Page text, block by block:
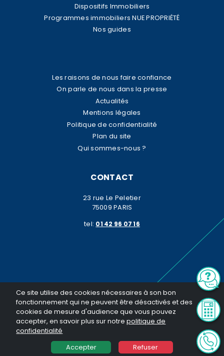
Ce site utilise des cookies nécessaires à son bon
fonctionnement qui ne peuvent être désactivés et des
cookies de mesure d'audience que vous pouvez
accepter, en savoir plus sur notrepolitique de
confidentialité
Accepter
Refuser
Dispositifs Immobiliers
Programmes immobiliers NUE PROPRIÉTÉ
Nos guides
Les raisons de nous faire confiance
On parle de nous dans la presse
Actualités
Mentions légales
Politique de confidentialité
Plan du site
Qui sommes-nous ?
CONTACT
23 rue Le Peletier
75009 PARIS
tel: 01 42 96 07 16
© K2 Patrimoine 2026. Tous droits réservés. Toute reproduction même
partielle sans notre autorisation est interdite
Réalisation General Web